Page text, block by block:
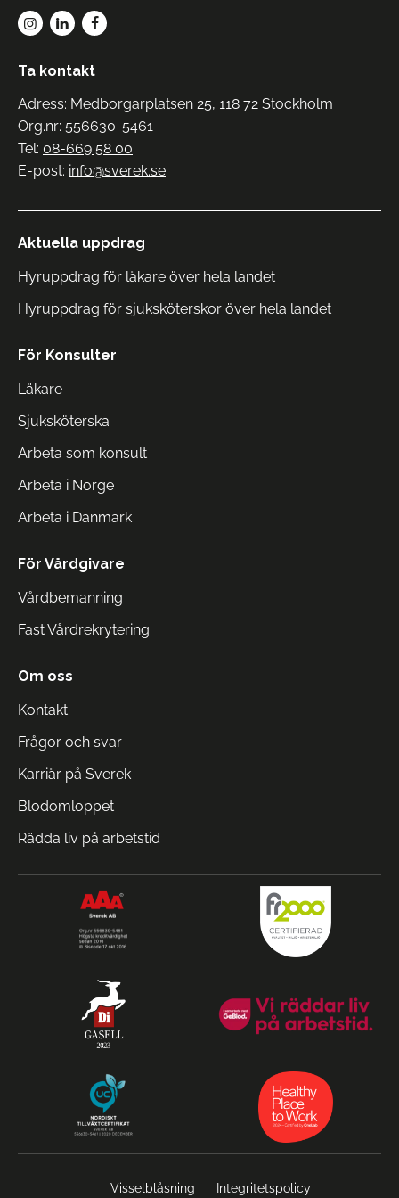
Ta kontakt
Adress: Medborgarplatsen 25, 118 72 Stockholm
Org.nr: 556630-5461
Tel: 08-669 58 00
E-post: info@sverek.se
Aktuella uppdrag
Hyruppdrag för läkare över hela landet
Hyruppdrag för sjuksköterskor över hela landet
För Konsulter
Läkare
Sjuksköterska
Arbeta som konsult
Arbeta i Norge
Arbeta i Danmark
För Vårdgivare
Vårdbemanning
Fast Vårdrekrytering
Om oss
Kontakt
Frågor och svar
Karriär på Sverek
Blodomloppet
Rädda liv på arbetstid
Visselblåsning Integritetspolicy